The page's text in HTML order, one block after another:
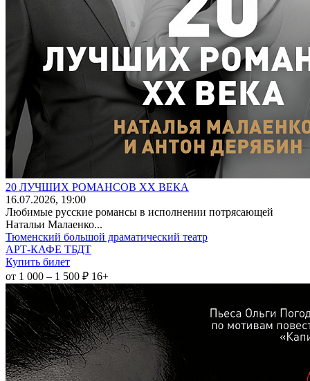
20 ЛУЧШИХ РОМАНСОВ XX ВЕКА
16.07.2026, 19:00
Любимые русские романсы в исполнении потрясающей
Натальи Малаенко...
Тюменский большой драматический театр
АРТ-КАФЕ ТБДТ
Купить билет
от 1 000 – 1 500 ₽ 16+